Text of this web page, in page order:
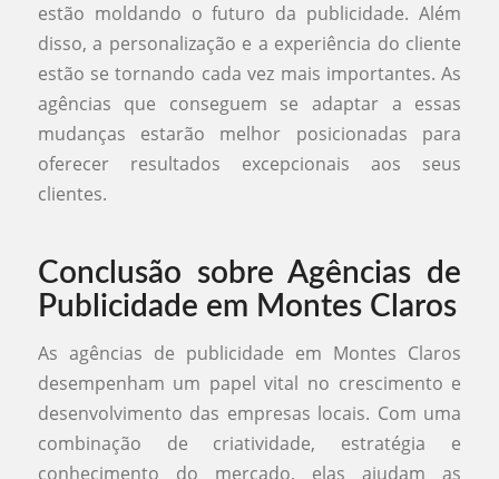
estão moldando o futuro da publicidade. Além
disso, a personalização e a experiência do cliente
estão se tornando cada vez mais importantes. As
agências que conseguem se adaptar a essas
mudanças estarão melhor posicionadas para
oferecer resultados excepcionais aos seus
clientes.
Conclusão sobre Agências de
Publicidade em Montes Claros
As agências de publicidade em Montes Claros
desempenham um papel vital no crescimento e
desenvolvimento das empresas locais. Com uma
combinação de criatividade, estratégia e
conhecimento do mercado, elas ajudam as